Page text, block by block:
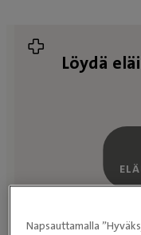
Löydä
Napsauttamalla